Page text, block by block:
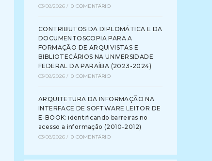
03/08/2026 / 0 COMENTÁRIO
CONTRIBUTOS DA DIPLOMÁTICA E DA
DOCUMENTOSCOPIA PARA A
FORMAÇÃO DE ARQUIVISTAS E
BIBLIOTECÁRIOS NA UNIVERSIDADE
FEDERAL DA PARAÍBA (2023-2024)
03/08/2026 / 0 COMENTÁRIO
ARQUITETURA DA INFORMAÇÃO NA
INTERFACE DE SOFTWARE LEITOR DE
E-BOOK: identificando barreiras no
acesso a informação (2010-2012)
03/08/2026 / 0 COMENTÁRIO